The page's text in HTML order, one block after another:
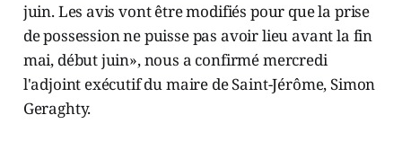
juin. Les avis vont être modifiés pour que la prise
de possession ne puisse pas avoir lieu avant la fin
mai, début juin», nous a confirmé mercredi
l'adjoint exécutif du maire de Saint-Jérôme, Simon
Geraghty.